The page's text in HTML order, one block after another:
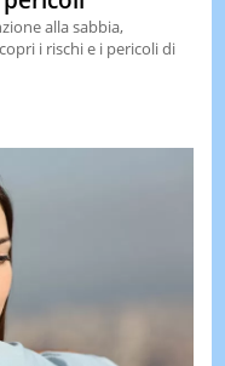
alla sabbia,
i rischi e i pericoli di